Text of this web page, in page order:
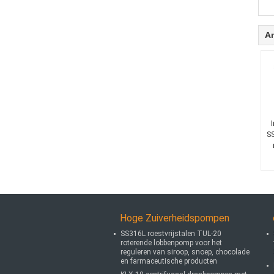
Hoge Zuiverheidspompen
SS316L roestvrijstalen TUL-20
roterende lobbenpomp voor het
reguleren van siroop, snoep, chocolade
en farmaceutische producten